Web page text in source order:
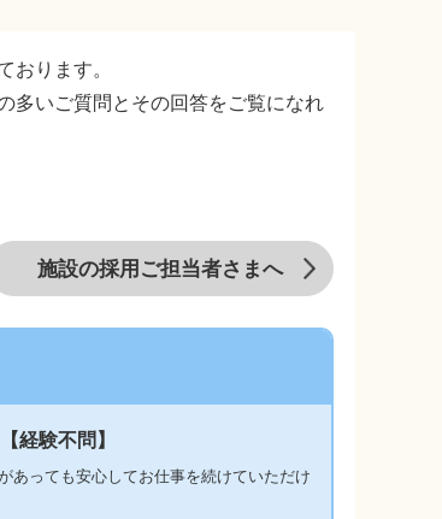
ります。
多いご質問とその回答をご覧になれ
施設の採用ご担当者さまへ
経験不問】
あっても安心してお仕事を続けていただけ